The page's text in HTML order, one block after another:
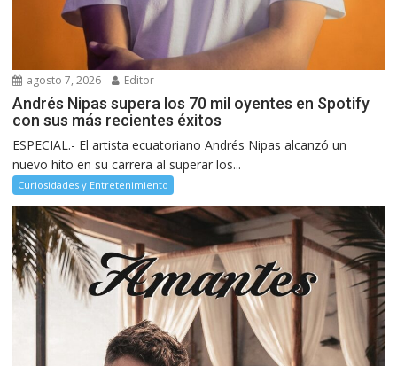
agosto 7, 2026 Editor
Andrés Nipas supera los 70 mil oyentes en Spotify
con sus más recientes éxitos
ESPECIAL.- El artista ecuatoriano Andrés Nipas alcanzó un
nuevo hito en su carrera al superar los...
Curiosidades y Entretenimiento